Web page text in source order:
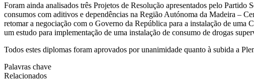
Foram ainda analisados três Projetos de Resolução apresentados pelo
consumos com aditivos e dependências na Região Autónoma da Madeira –
retomar a negociação com o Governo da República para a instalação de
um estudo para implementação de uma instalação de consumo de drogas
Todos estes diplomas foram aprovados por unanimidade quanto à subida a
Palavras chave
Relacionados